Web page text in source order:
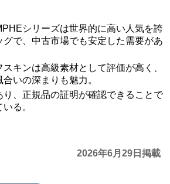
シリーズは世界的に高い人気を誇
グで、中古市場でも安定した需要があ
キンは高級素材として評価が高く、
いの深まりも魅力。
り、正規品の証明が確認できることで
る。
2026年6月29日掲載